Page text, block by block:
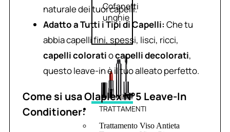
Cofanetti
unghie
TRATTAMENTI
Trattamento Viso Antieta
naturale dei tuoi capelli.
Adatto a Tutti i Tipi di Capelli: Che tu
abbia capelli fini, spessi, lisci, ricci,
capelli coloratiocapelli decolorati,
questo leave-in è il tuo alleato perfetto.
Come si usa Olaplex N°5 Leave-In
Conditioner: